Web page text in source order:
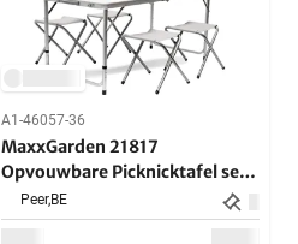
A1-46057-36
MaxxGarden 21817
Opvouwbare Picknicktafel set
120x70cm
Peer,BE